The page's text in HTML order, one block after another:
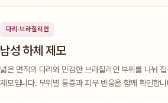
다리·브라질리언
남성 하체 제모
넓은 면적의 다리와 민감한 브라질리언 부위를 나눠
제모입니다. 부위별 통증과 피부 반응을 함께 확인합